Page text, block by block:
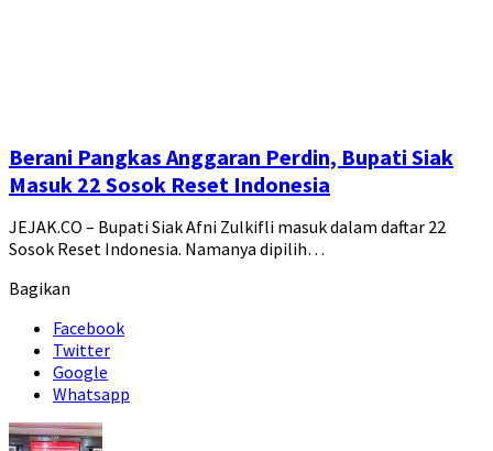
Berani Pangkas Anggaran Perdin, Bupati Siak
Masuk 22 Sosok Reset Indonesia
JEJAK.CO – Bupati Siak Afni Zulkifli masuk dalam daftar 22
Sosok Reset Indonesia. Namanya dipilih…
Bagikan
Facebook
Twitter
Google
Whatsapp